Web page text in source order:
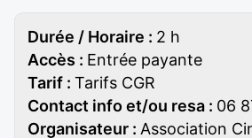
Durée / Horaire : 2 h
Accès : Entrée payante
Tarif : Tarifs CGR
Contact info et/ou resa : 06
Organisateur : Association